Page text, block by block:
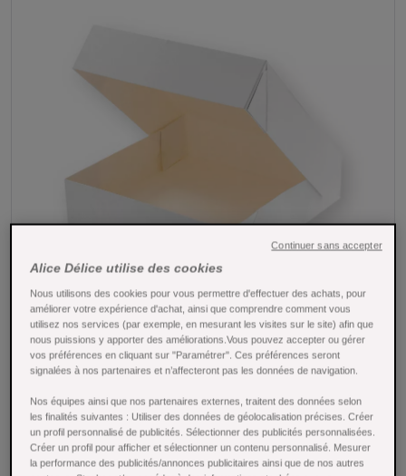
Tap to expand
Boîte à gâteaux blanche 20 x 20 x 5 cm -
Alice Délice utilise des cookies
Nous utilisons des cookies pour vous permettre d'effectuer des achats, pour
améliorer votre expérience d'achat, ainsi que comprendre comment vous
utilisez nos services (par exemple, en mesurant les visites sur le site) afin que
nous puissions y apporter des améliorations.Vous pouvez accepter ou gérer
vos préférences en cliquant sur "Paramétrer". Ces préférences seront
signalées à nos partenaires et n’affecteront pas les données de navigation.
Nos équipes ainsi que nos partenaires externes, traitent des données selon
les finalités suivantes : Utiliser des données de géolocalisation précises. Créer
un profil personnalisé de publicités. Sélectionner des publicités personnalisées.
Créer un profil pour afficher et sélectionner un contenu personnalisé. Mesurer
la performance des publicités/annonces publicitaires ainsi que de nos autres
Continuer sans accepter